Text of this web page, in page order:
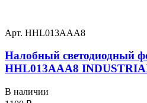
Арт. HHL013AAA8
Налобный светодиодный
HHL013AAA8
В наличии